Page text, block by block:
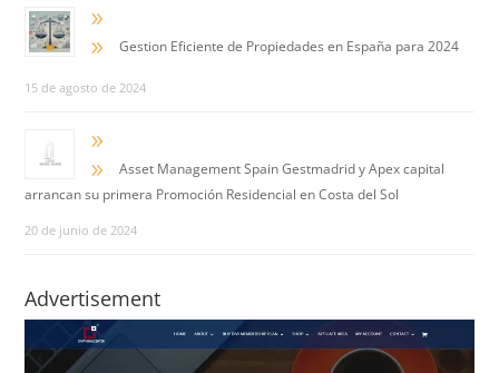
9
9
Gestion Eficiente de Propiedades en España para 2024
15 de agosto de 2024
9
9
Asset Management Spain Gestmadrid y Apex capital
arrancan su primera Promoción Residencial en Costa del Sol
20 de junio de 2024
Advertisement